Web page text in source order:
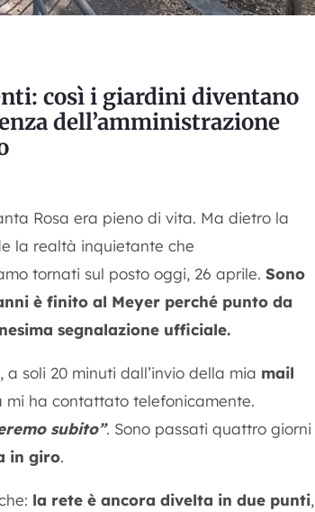
così i giardini diventano
dell’amministrazione
Rosa era pieno di vita. Ma dietro la
la realtà inquietante che
tornati sul posto oggi, 26 aprile. Sono
è finito al Meyer perché punto da
segnalazione ufficiale.
a soli 20 minuti dall’invio della mia mail
mi ha contattato telefonicamente.
subito”. Sono passati quattro giorni
in giro.
la rete è ancora divelta in due punti,